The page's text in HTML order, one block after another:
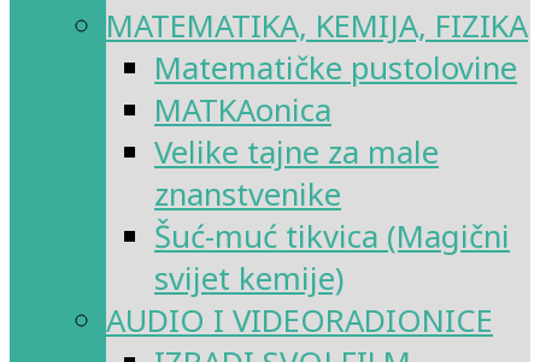
MATEMATIKA, KEMIJA, FIZIKA
Matematičke pustolovine
MATKAonica
Velike tajne za male
znanstvenike
Šuć-muć tikvica (Magični
svijet kemije)
AUDIO I VIDEORADIONICE